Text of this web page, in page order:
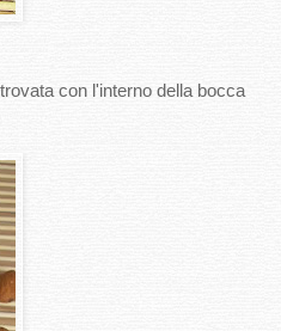
con l'interno della bocca